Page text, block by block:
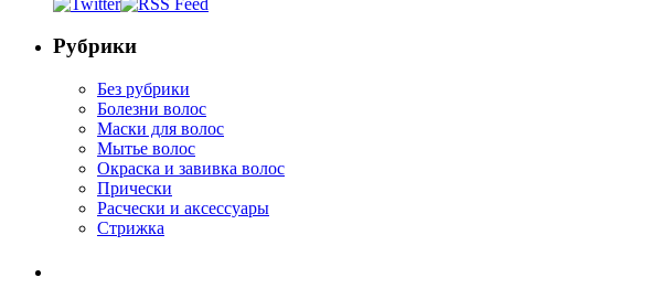
Рубрики
Без рубрики
Болезни волос
Маски для волос
Мытье волос
Окраска и завивка волос
Прически
Расчески и аксессуары
Стрижка